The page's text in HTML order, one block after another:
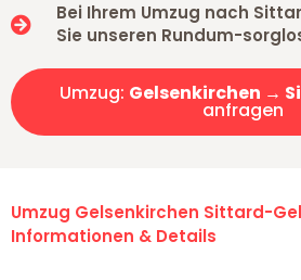
Bei Ihrem Umzug nach
Sie unseren Rundum-
Umzug: Gelsenkirchen →
anfragen
Umzug Gelsenkirchen Sittard-
Informationen & Details